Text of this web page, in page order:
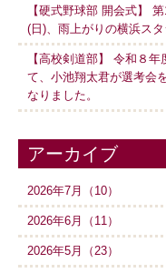
【硬式野球部 開会式】
(日)、雨上がりの横浜スタ
【高校剣道部】 令和８
て、小池翔太君が選考会
なりました。
アーカイブ
2026年7月（10）
2026年6月（11）
2026年5月（23）